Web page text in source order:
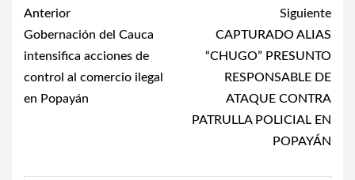
Post
navigation
Anterior
Gobernación del Cauca
intensifica acciones de
control al comercio ilegal
en Popayán
Siguiente
CAPTURADO ALIAS
“CHUGO” PRESUNTO
RESPONSABLE DE
ATAQUE CONTRA
PATRULLA POLICIAL EN
POPAYÁN